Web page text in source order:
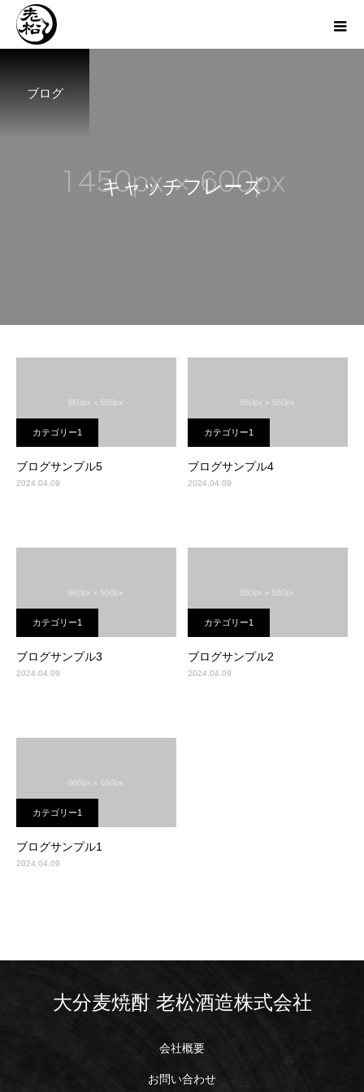
ブログ
キャッチフレーズ
カテゴリー1
ブログサンプル5
2024.04.09
カテゴリー1
ブログサンプル4
2024.04.09
カテゴリー1
ブログサンプル3
2024.04.09
カテゴリー1
ブログサンプル2
2024.04.09
カテゴリー1
ブログサンプル1
2024.04.09
大分麦焼酎 老松酒造株式会社
会社概要
お問い合わせ